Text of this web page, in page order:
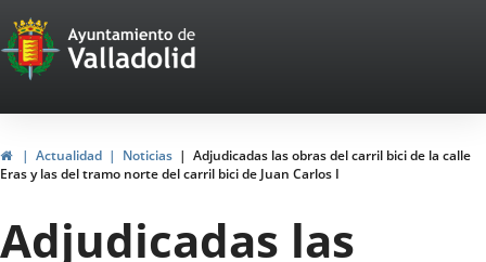
Portal
Web
del
Ayuntamiento
de
Valladolid
HomeActualidad Noticias
Adjudicadas las obras del carril bici de la calle
Eras y las del tramo norte del carril bici de Juan Carlos I
Adjudicadas las